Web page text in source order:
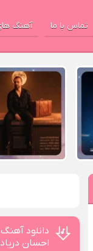
تماس با ما آهنگ
دانلود
احسان